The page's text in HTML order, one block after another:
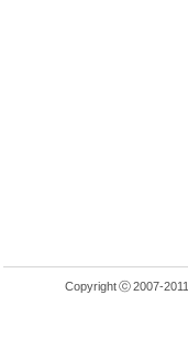
Copyright ⓒ 2007-2011